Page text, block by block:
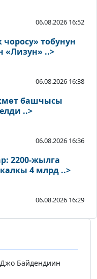
06.08.2026 16:52
тобунун
«Лизун» ..>
06.08.2026 16:38
башчысы
..>
06.08.2026 16:36
2200-жылга
чейин дүйнө калкы 4 млрд ..>
06.08.2026 16:29
Байдендиин